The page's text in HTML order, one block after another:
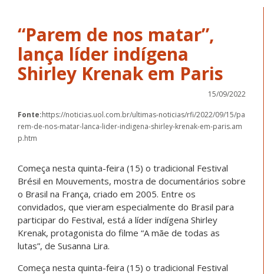
“Parem de nos matar”,
lança líder indígena
Shirley Krenak em Paris
15/09/2022
Fonte:https://noticias.uol.com.br/ultimas-noticias/rfi/2022/09/15/pa
rem-de-nos-matar-lanca-lider-indigena-shirley-krenak-em-paris.am
p.htm
Começa nesta quinta-feira (15) o tradicional Festival
Brésil en Mouvements, mostra de documentários sobre
o Brasil na França, criado em 2005. Entre os
convidados, que vieram especialmente do Brasil para
participar do Festival, está a líder indígena Shirley
Krenak, protagonista do filme “A mãe de todas as
lutas”, de Susanna Lira.
Começa nesta quinta-feira (15) o tradicional Festival